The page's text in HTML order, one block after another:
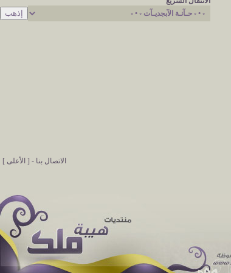
الاتصال بنا - [ الأعلى ]